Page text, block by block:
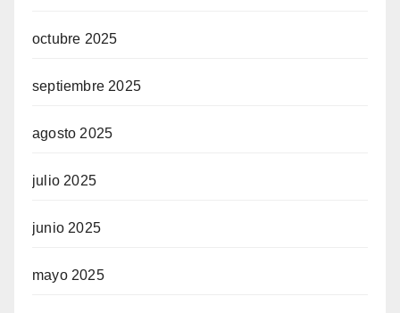
octubre 2025
septiembre 2025
agosto 2025
julio 2025
junio 2025
mayo 2025